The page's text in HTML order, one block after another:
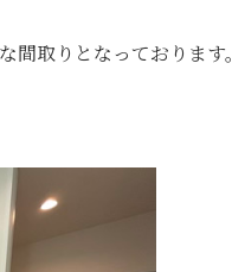
取りとなっております。